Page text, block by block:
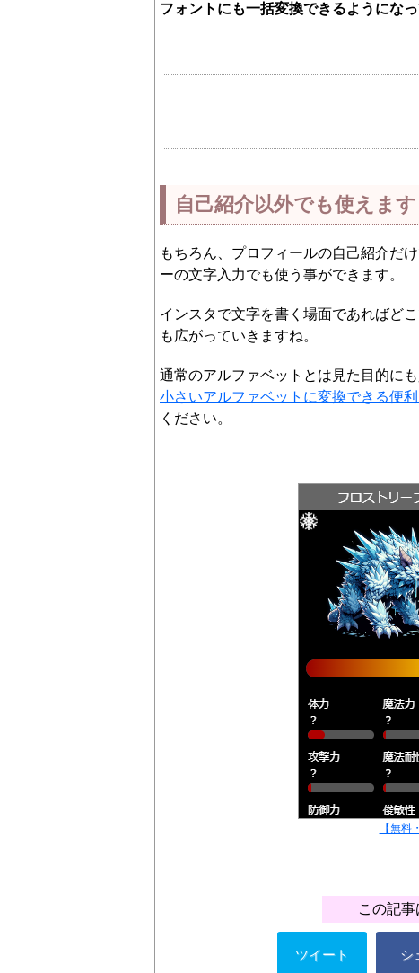
フォントにも一括変換できるようになっ
自己紹介以外でも使えます
もちろん、プロフィールの自己紹介だ
ーの文字入力でも使う事ができます。
インスタで文字を書く場面であればど
も広がっていきますね。
通常のアルファベットとは見た目的に
小さいアルファベットに変換できる便
ください。
【無料
この記
ツイート シ